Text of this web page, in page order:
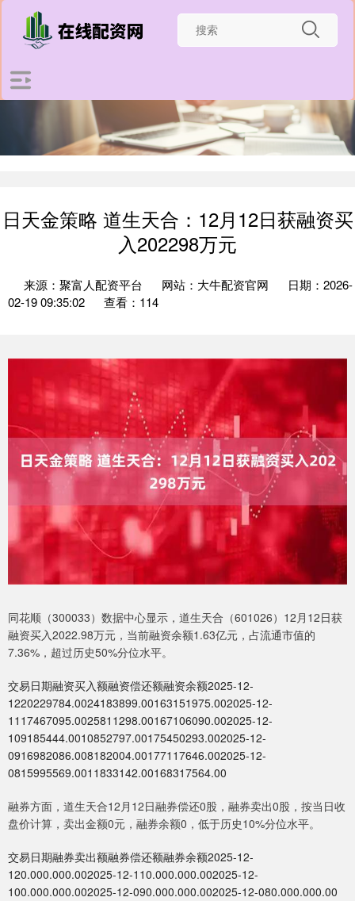
日天金策略 道生天合：12月12日获融资买
入202298万元
来源：聚富人配资平台 网站：大牛配资官网
日期：2026-
02-19 09:35:02
查看：114
同花顺（300033）数据中心显示，道生天合（601026）12月12日获
融资买入2022.98万元，当前融资余额1.63亿元，占流通市值的
7.36%，超过历史50%分位水平。
交易日期融资买入额融资偿还额融资余额2025-12-
1220229784.0024183899.00163151975.002025-12-
1117467095.0025811298.00167106090.002025-12-
109185444.0010852797.00175450293.002025-12-
0916982086.008182004.00177117646.002025-12-
0815995569.0011833142.00168317564.00
融券方面，道生天合12月12日融券偿还0股，融券卖出0股，按当日收
盘价计算，卖出金额0元，融券余额0，低于历史10%分位水平。
交易日期融券卖出额融券偿还额融券余额2025-12-
120.000.000.002025-12-110.000.000.002025-12-
100.000.000.002025-12-090.000.000.002025-12-080.000.000.00